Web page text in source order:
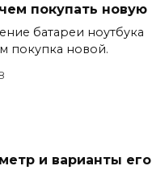
покупать новую
батареи ноутбука
покупка новой.
и варианты его